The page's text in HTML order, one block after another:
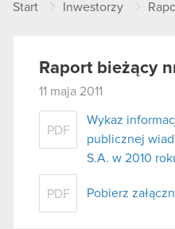
Start Inwestorzy
Raport bieżący
11 maja 2011
PDF
Wykaz
publicznej
S.A. w 2010
PDF Pobierz